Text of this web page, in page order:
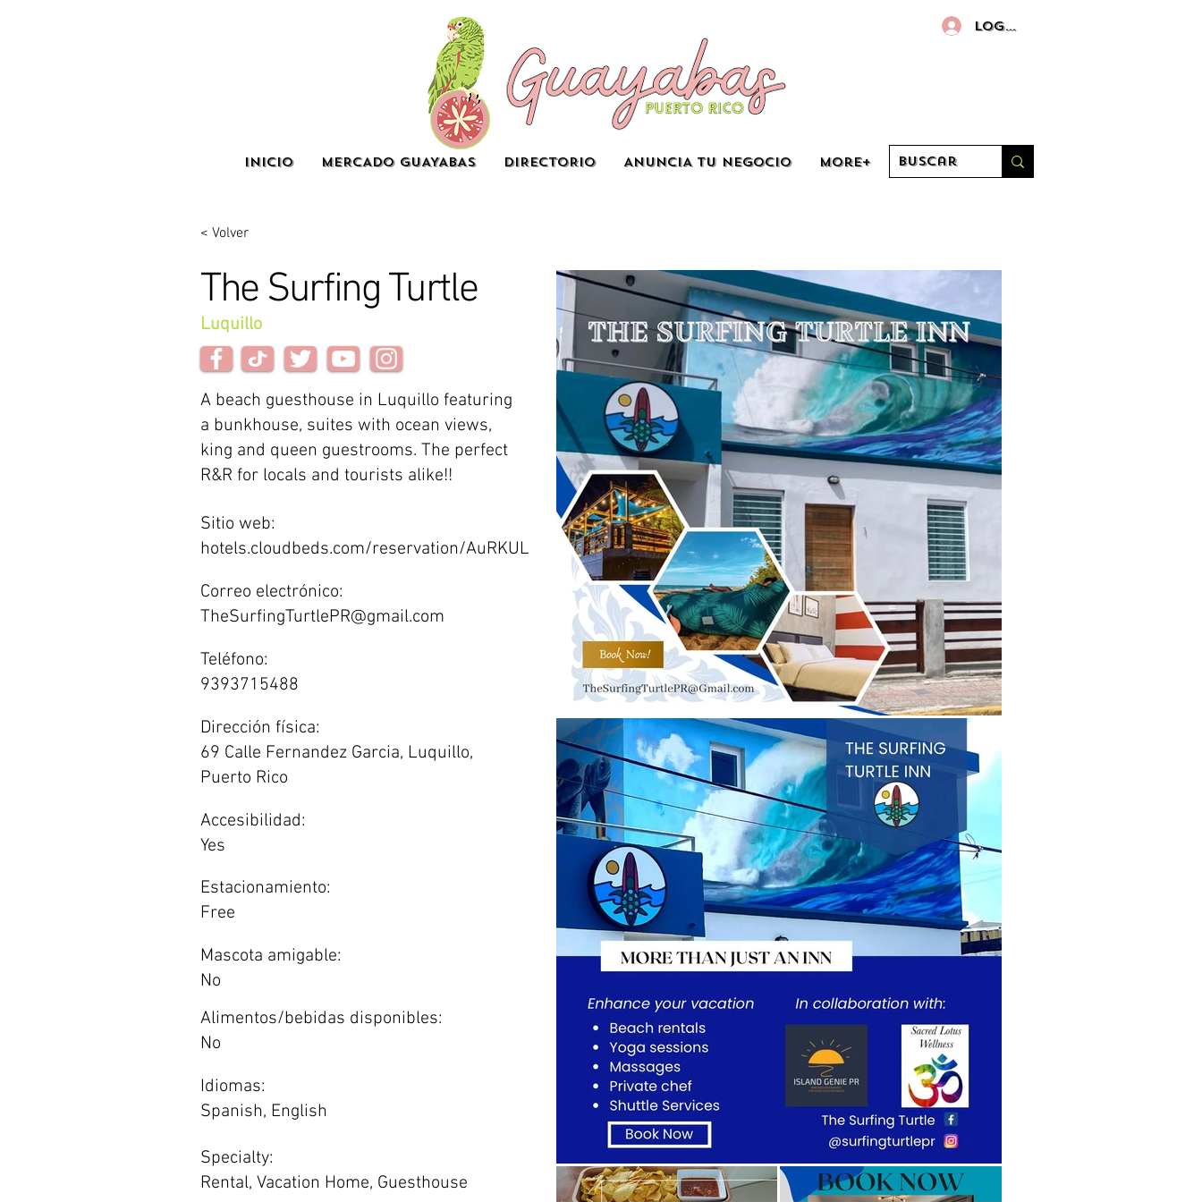
INICIO MERCADO GUAYABAS DIRECTORIO ANUNCIA TU NEGOCIO More+
Log in
< Volver
The Surfing Turtle
Luquillo
A beach guesthouse in Luquillo featuring
a bunkhouse, suites with ocean views,
king and queen guestrooms. The perfect
R&R for locals and tourists alike!!
Sitio web:
hotels.cloudbeds.com/reservation/AuRKUL
Correo electrónico:
TheSurfingTurtlePR@gmail.com
Teléfono:
9393715488
Dirección física:
69 Calle Fernandez Garcia, Luquillo,
Puerto Rico
Accesibilidad:
Yes
Estacionamiento:
Free
Mascota amigable:
No
Alimentos/bebidas disponibles:
No
Idiomas:
Spanish, English
Specialty:
Rental, Vacation Home, Guesthouse